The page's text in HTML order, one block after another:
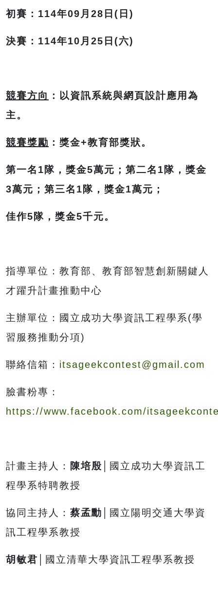
初賽：114年09月28日(日)
決賽：114年10月25日(六)
競賽方向 ：以資訊系統與網頁設計應用為
主。
競賽獎勵 ：獎金+教育部獎狀。
第一名1隊，獎金5萬元；第二名1隊，獎金
3萬元；第三名1隊，獎金1萬元；
佳作5隊，獎金5千元。
指導單位：教育部、教育部智慧創新關鍵人
才躍升計畫推動中心
主辦單位：國立成功大學資訊工程學系(學
習服務推動分項)
聯絡信箱： itsageekcontest@gmail.com
臉書粉專：
https://www.facebook.com/
計畫主持人： 陳培殷 │國立成功大學資訊工
程學系特聘教授
協同主持人： 蔡孟勳 │國立陽明交通大學資
訊工程學系教授
胡敏君 │國立清華大學資訊工程學系教授